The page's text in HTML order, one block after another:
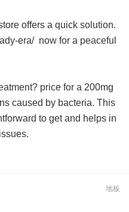
offers a quick solution.
era/ now for a peaceful
price for a 200mg
caused by bacteria. This
to get and helps in
地板